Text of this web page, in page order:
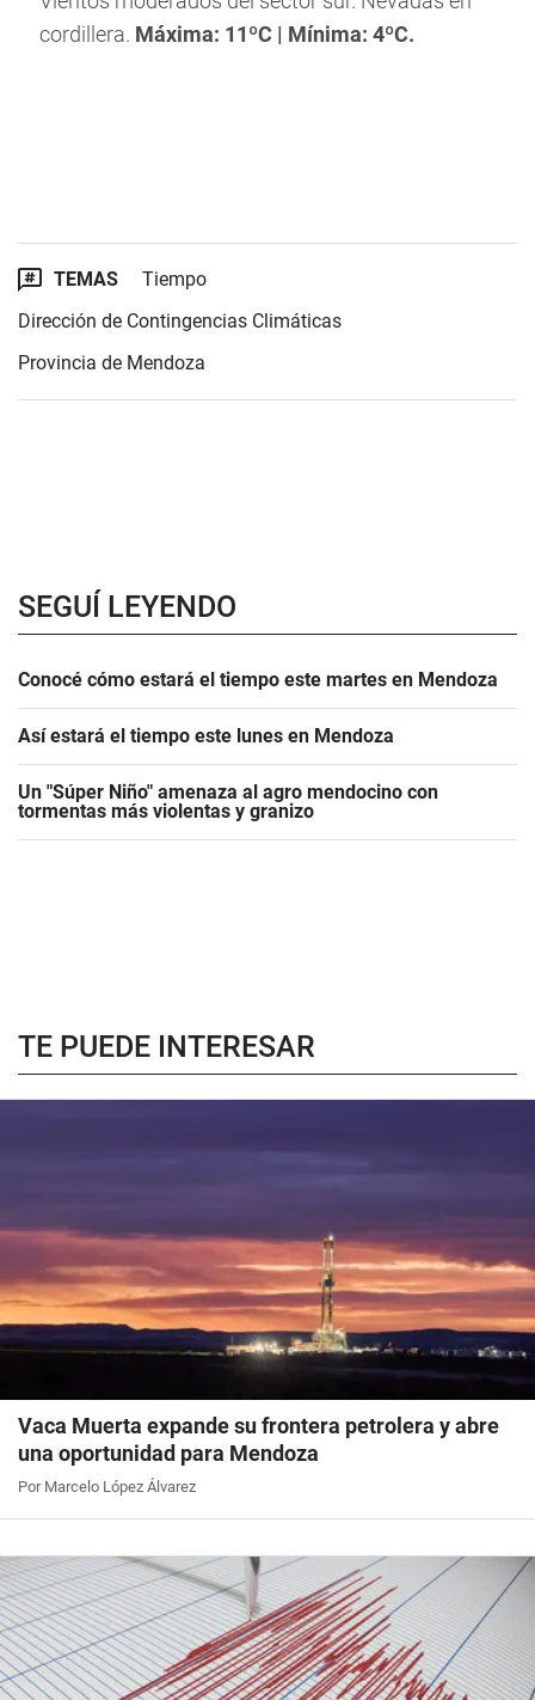
cordillera. Máxima: 11ºC | Mínima: 4ºC.
TEMAS
Tiempo
Dirección de Contingencias Climáticas
Provincia de Mendoza
SEGUÍ LEYENDO
Conocé cómo estará el tiempo este martes en Mendoza
Así estará el tiempo este lunes en Mendoza
Un "Súper Niño" amenaza al agro mendocino con
tormentas más violentas y granizo
TE PUEDE INTERESAR
Vaca Muerta expande su frontera petrolera y abre
una oportunidad para Mendoza
Por Marcelo López Álvarez